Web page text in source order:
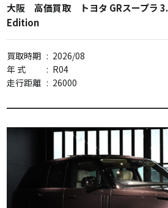
大阪 高価買取 トヨタ GRスープラ
Edition
買取時期 : 2026/08
年 式
: R04
走行距離 : 26000